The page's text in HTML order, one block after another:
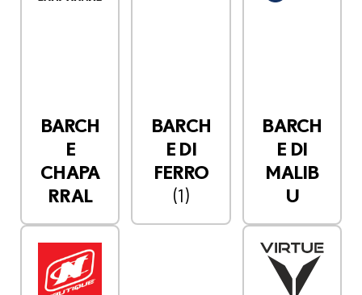
BARCH
E
CHAPA
RRAL
BARCH
E DI
FERRO
(1)
BARCH
E DI
MALIB
U